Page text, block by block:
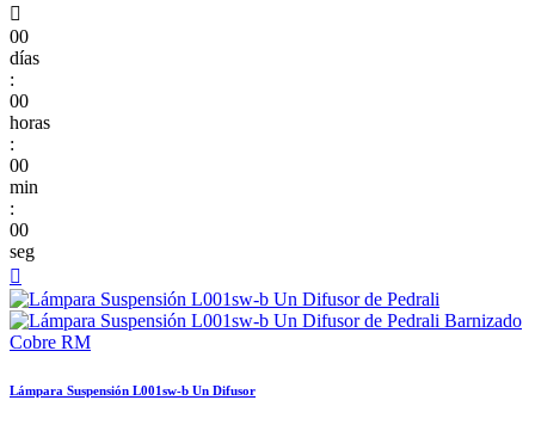

00
días
:
00
horas
:
00
min
:
00
seg

Lámpara Suspensión L001sw-b Un Difusor